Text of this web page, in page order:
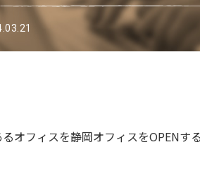
オフィスを静岡オフィスをOPEN